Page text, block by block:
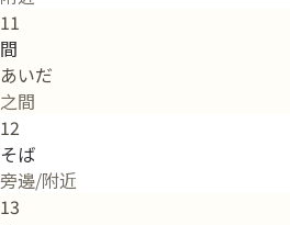
11
間
あいだ
之間
12
そば
旁邊/附近
13